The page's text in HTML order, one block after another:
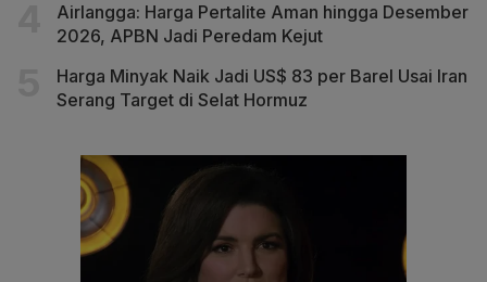
Airlangga: Harga Pertalite Aman hingga Desember
2026, APBN Jadi Peredam Kejut
Harga Minyak Naik Jadi US$ 83 per Barel Usai Iran
Serang Target di Selat Hormuz